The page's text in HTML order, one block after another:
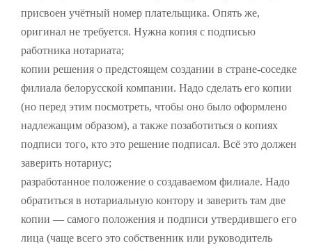
присвоен учётный номер плательщика. Опять же,
оригинал не требуется. Нужна копия с подписью
работника нотариата;
копии решения о предстоящем создании в стране-соседке
филиала белорусской компании. Надо сделать его копии
(но перед этим посмотреть, чтобы оно было оформлено
надлежащим образом), а также позаботиться о копиях
подписи того, кто это решение подписал. Всё это должен
заверить нотариус;
разработанное положение о создаваемом филиале. Надо
обратиться в нотариальную контору и заверить там две
копии — самого положения и подписи утвердившего его
лица (чаще всего это собственник или руководитель